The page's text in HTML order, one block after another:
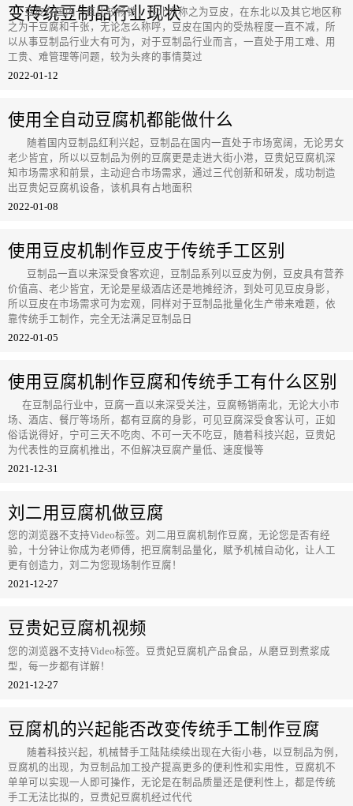
变传统豆制品行业现状
豆皮在国内一直比较畅销，在北方称之为豆皮，在东北以及其它地区称
之为干豆腐和千张，无论怎么称呼，豆皮在国内的受热程度一直不减，所
以从事豆制品行业大有可为，对于豆制品行业而言，一直处于用工难、用
工贵、难管理等问题，较为头疼的事情莫过
2022-01-12
使用全自动豆腐机都能做什么
随着国内豆制品红利兴起，豆制品在国内一直处于市场宽阔，无论男女
老少皆宜，所以以豆制品为例的豆腐更是走进大街小港，豆贵妃豆腐机深
知市场需求和前景，主动迎合市场需求，通过三代创新和研发，成功制造
出豆贵妃豆腐机设备，该机具有占地面积
2022-01-08
使用豆皮机制作豆皮于传统手工区别
豆制品一直以来深受食客欢迎，豆制品系列以豆皮为例，豆皮具有营养
价值高、老少皆宜，无论是星级酒店还是地摊经济，到处可见豆皮身影，
所以豆皮在市场需求可为宏观，同样对于豆制品批量化生产带来难题，依
靠传统手工制作，完全无法满足豆制品日
2022-01-05
使用豆腐机制作豆腐和传统手工有什么区别
在豆制品行业中，豆腐一直以来深受关注，豆腐畅销南北，无论大小市
场、酒店、餐厅等场所，都有豆腐的身影，可见豆腐深受食客认可，正如
俗话说得好，宁可三天不吃肉、不可一天不吃豆，随着科技兴起，豆贵妃
为代表性的豆腐机推出，不但解决豆腐产量低、速度慢等
2021-12-31
刘二用豆腐机做豆腐
您的浏览器不支持Video标签。刘二用豆腐机制作豆腐，无论您是否有经
验，十分钟让你成为老师傅，把豆腐制品量化，赋予机械自动化，让人工
更有创造力，刘二为您现场制作豆腐！
2021-12-27
豆贵妃豆腐机视频
您的浏览器不支持Video标签。豆贵妃豆腐机产品食品，从磨豆到煮浆成
型，每一步都有详解！
2021-12-27
豆腐机的兴起能否改变传统手工制作豆腐
随着科技兴起，机械替手工陆陆续续出现在大街小巷，以豆制品为例，
豆腐机的出现，为豆制品加工投产提高更多的便利性和实用性，豆腐机不
单单可以实现一人即可操作，无论是在制品质量还是便利性上，都是传统
手工无法比拟的，豆贵妃豆腐机经过代代